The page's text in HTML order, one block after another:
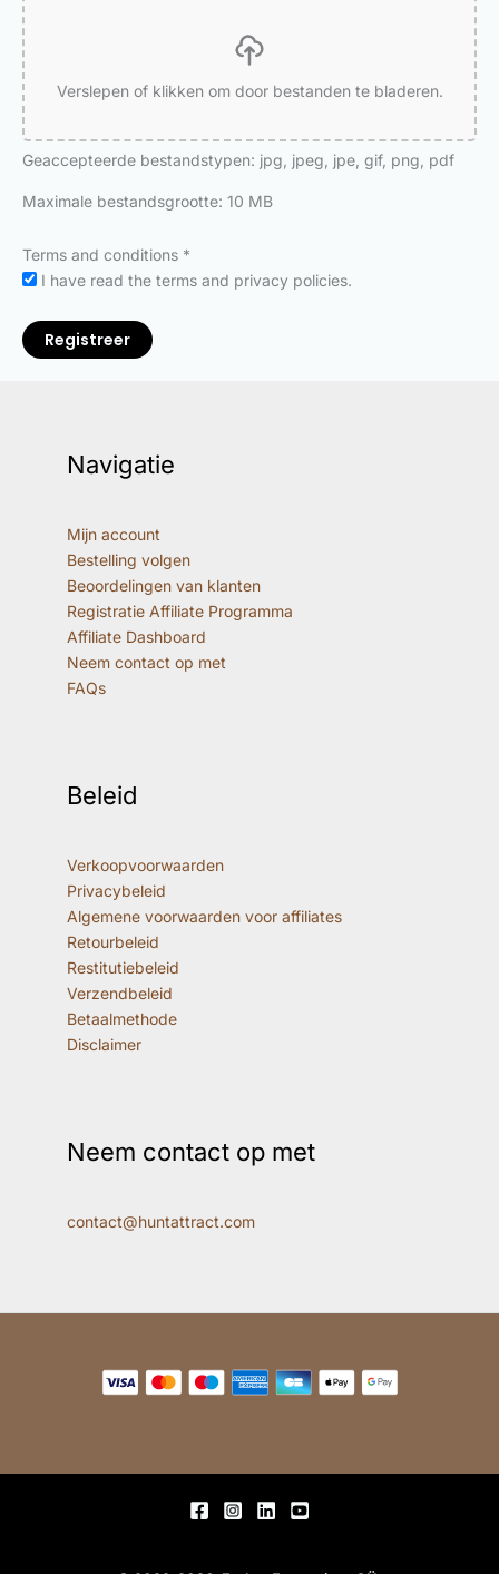
Verslepen of klikken om door bestanden te bladeren.
Geaccepteerde bestandstypen: jpg, jpeg, jpe, gif, png, pdf
Maximale bestandsgrootte: 10 MB
Terms and conditions *
I have read the terms and privacy policies.
Registreer
Navigatie
Mijn account
Bestelling volgen
Beoordelingen van klanten
Registratie Affiliate Programma
Affiliate Dashboard
Neem contact op met
FAQs
Beleid
Verkoopvoorwaarden
Privacybeleid
Algemene voorwaarden voor affiliates
Retourbeleid
Restitutiebeleid
Verzendbeleid
Betaalmethode
Disclaimer
Neem contact op met
contact@huntattract.com